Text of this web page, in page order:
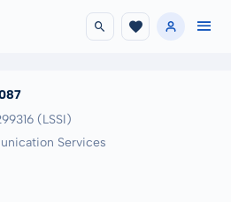
(LSSI)
Services